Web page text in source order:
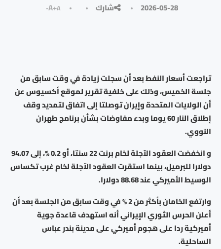
2026-05-28 شارك A+A-
تراجعت أسعار النفط بعد أن سجلت زيادة في وقت سابق من
جلسة الخميس، وذلك على خلفية تقرير لموقع أكسيوس عن
أن الولايات المتحدة وإيران توصلتا إلى اتفاق لتمديد وقف
إطلاق النار 60 يوما وبدء مفاوضات بشأن برنامج طهران
النووي.
و انخفضت العقود الآجلة لخام برنت 22 سنتا، أو 0.2 %، إلى 94.07
دولارا للبرميل، بينما استقرت العقود الآجلة لخام غرب تكساس
الوسيط الأميركي عند 88.68 دولارا.
وارتفع الخامان بأكثر من 2 % في وقت سابق من الجلسة بعد أن
أعلن الحرس الثوري الإيراني أنه استهدف قاعدة جوية
أميركية ردا على هجوم أميركي على مدينة بندر عباس
الساحلية.